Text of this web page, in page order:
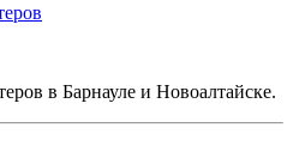
в Барнауле и Новоалтайске.